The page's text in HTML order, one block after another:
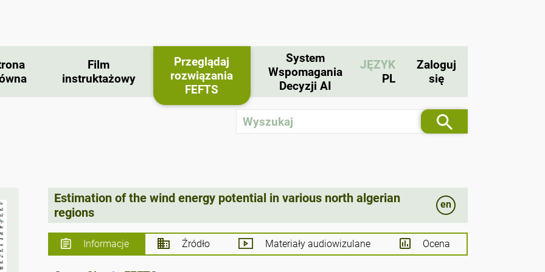
Film
instruktażowy
Przeglądaj
rozwiązania
FEFTS
System
Wspomagania
Decyzji AI
JĘZYK
PL
Zaloguj
się
Estimation of the wind energy potential in various north algerian
regions
en
Informacje Źródło Materiały audiowizulane Ocena